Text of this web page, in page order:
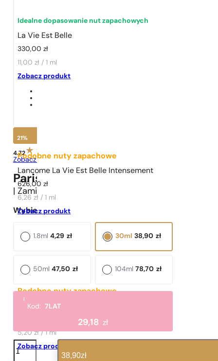
1 - 3 szt.
Idealne dopasowanie nut zapachowych
La Vie Est Belle
330,00zł
11,00 zł / 1 ml
Zobacz produkt
Podobne nuty zapachowe
Lancome La Vie Est Belle Intensement
626,00zł
6,26 zł / 1 ml
Zobacz produkt
Podobne nuty zapachowe
Si Passione Intense
5,20 zł / 1 ml
Zobacz produkt
21%
4.72
Zobacz opinie
Paris Perfumes N° 168 -
| Zamiennik
Wybierz pojemność:
4,29 zł
1.8ml 38,90 zł
30ml
47,50 zł
50ml 78,70 zł
104ml
i
Kod:7LAT
29,18 zł
ilość
N°
168
38,90zł